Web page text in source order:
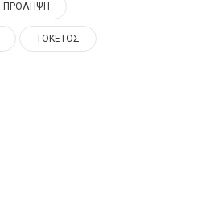
ΠΡΟΛΗΨΗ
ΤΟΚΕΤΟΣ